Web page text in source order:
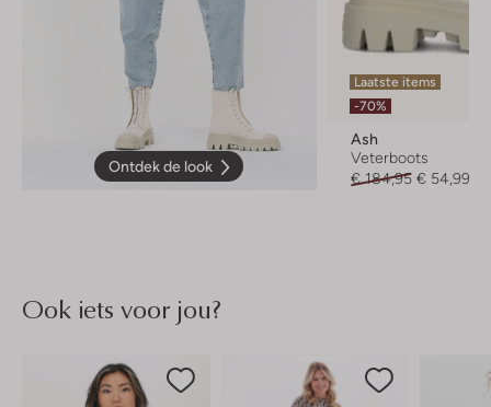
Ontdek de look
Laatste items
-70%
Ash
Veterboots
€ 184,95 € 54,99
Ook iets voor jou?